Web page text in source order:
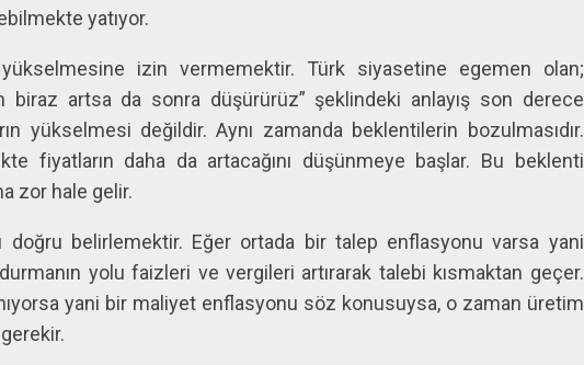
yatıyor.
izin vermemektir. Türk siyasetine egemen olan;
biraz artsa da sonra düşürürüz” şeklindeki anlayış son derece
yükselmesi değildir. Aynı zamanda beklentilerin bozulmasıdır.
fiyatların daha da artacağını düşünmeye başlar. Bu beklenti
zor hale gelir.
doğru belirlemektir. Eğer ortada bir talep enflasyonu varsa yani
yolu faizleri ve vergileri artırarak talebi kısmaktan geçer.
yani bir maliyet enflasyonu söz konusuysa, o zaman üretim